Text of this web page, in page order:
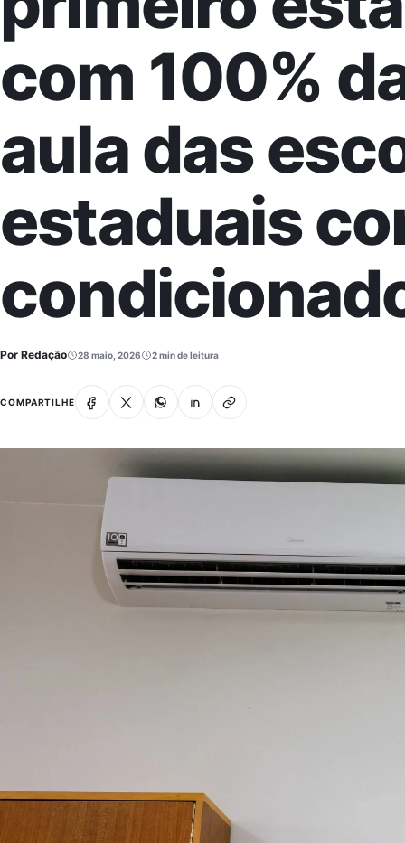
com 100%
aula das
estaduais
Por Redação 28 maio, 2026 2 min de leitura
COMPARTILHEFacebook
X Whatsapp
LinkedinCopiar link